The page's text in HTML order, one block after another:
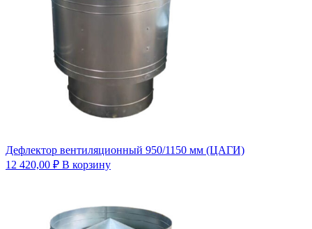
Дефлектор вентиляционный 950/1150 мм (ЦАГИ)
12 420,00 ₽ В корзину